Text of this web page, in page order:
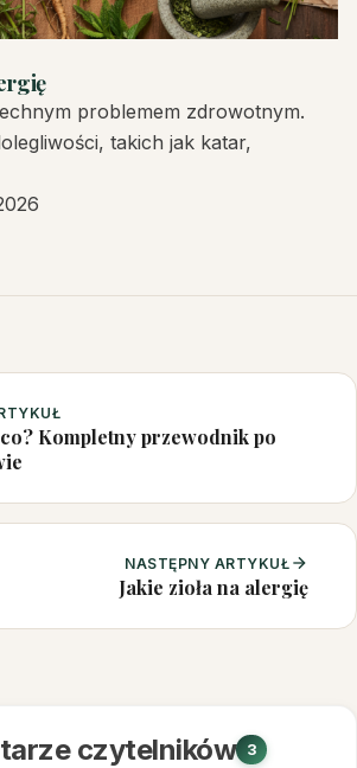
problemem zdrowotnym.
takich jak katar,
co? Kompletny przewodnik po
NASTĘPNY ARTYKUŁ
Jakie zioła na alergię
czytelników 3